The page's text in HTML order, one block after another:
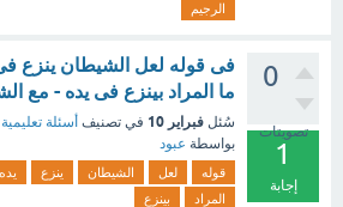
الرجيم
0
تصويتات
1
إجابة
فى قوله لعل الشيطان ينزع
ما المراد بينزع فى يده - مع
سُئل فبراير 10 في تصنيف أسئلة تعليمية
بواسطة عبود
قوله لعل الشيطان ينزع
يده
المراد
بينزع